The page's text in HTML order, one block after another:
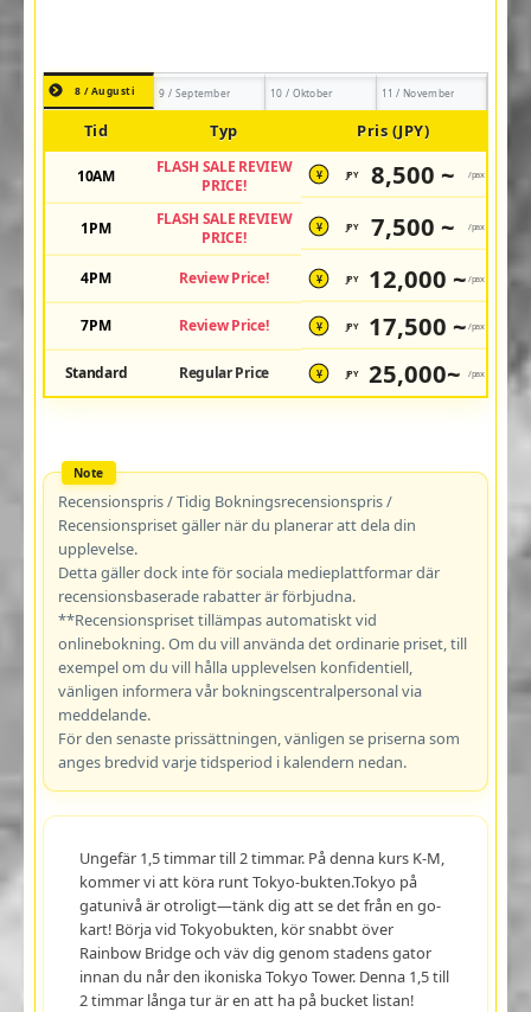
8 / Augusti 9 / September 10 / Oktober 11 / November
Tid Typ Pris (JPY)
10AM
FLASH SALE REVIEW
PRICE!
¥ JPY 8,500 ~ /pax
1PM
FLASH SALE REVIEW
PRICE!
¥ JPY 7,500 ~ /pax
4PM Review Price! ¥ JPY 12,000 ~ /pax
7PM Review Price! ¥ JPY 17,500 ~ /pax
Standard Regular Price ¥ JPY 25,000~ /pax
Recensionspris / Tidig Bokningsrecensionspris /
Recensionspriset gäller när du planerar att dela din
upplevelse.
Detta gäller dock inte för sociala medieplattformar där
recensionsbaserade rabatter är förbjudna.
**Recensionspriset tillämpas automatiskt vid
onlinebokning. Om du vill använda det ordinarie priset, till
exempel om du vill hålla upplevelsen konfidentiell,
vänligen informera vår bokningscentralpersonal via
meddelande.
För den senaste prissättningen, vänligen se priserna som
anges bredvid varje tidsperiod i kalendern nedan.
Ungefär 1,5 timmar till 2 timmar. På denna kurs K-M,
kommer vi att köra runt Tokyo-bukten.Tokyo på
gatunivå är otroligt—tänk dig att se det från en go-
kart! Börja vid Tokyobukten, kör snabbt över
Rainbow Bridge och väv dig genom stadens gator
innan du når den ikoniska Tokyo Tower. Denna 1,5 till
2 timmar långa tur är en att ha på bucket listan!